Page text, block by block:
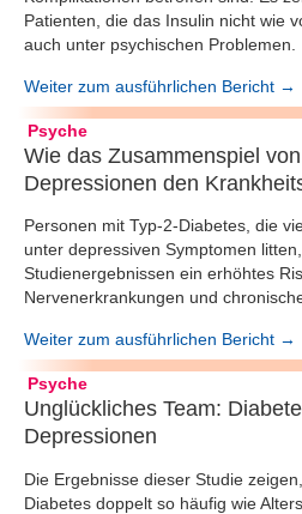
Patienten, die das Insulin nicht wie
auch unter psychischen Problemen.
Weiter zum ausführlichen Bericht →
Psyche
Wie das Zusammenspiel
Depressionen den
Personen mit Typ-2-Diabetes, die
unter depressiven Symptomen
Studienergebnissen ein erhöhtes
Nervenerkrankungen und
Weiter zum ausführlichen Bericht →
Psyche
Unglückliches Team:
Depressionen
Die Ergebnisse dieser Studie
Diabetes doppelt so häufig wie